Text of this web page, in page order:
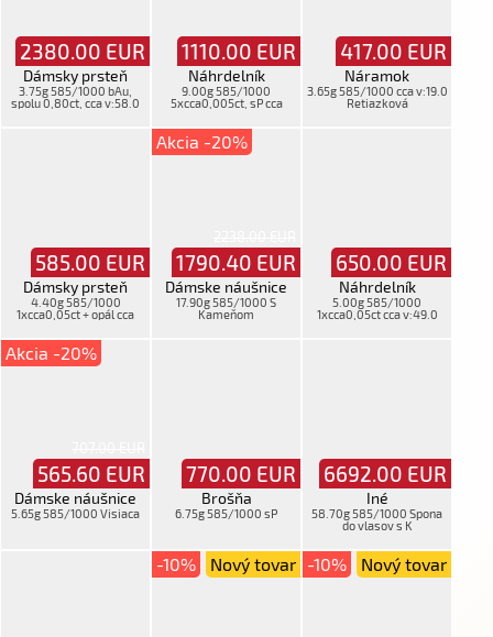
2380.00 EUR
Dámsky prsteň
3.75g 585/1000 bAu,
spolu 0,80ct, cca v:58.0
1110.00 EUR
Náhrdelník
9.00g 585/1000
5xcca0,005ct, sP cca
417.00 EUR
Náramok
3.65g 585/1000 cca v:19.0
Retiazková
585.00 EUR
Dámsky prsteň
4.40g 585/1000
1xcca0,05ct + opál cca
Akcia -20%
1790.40 EUR
Dámske náušnice
17.90g 585/1000 S
Kameňom
650.00 EUR
Náhrdelník
5.00g 585/1000
1xcca0,05ct cca v:49.0
Akcia -20%
565.60 EUR
Dámske náušnice
5.65g 585/1000 Visiaca
770.00 EUR
Brošňa
6.75g 585/1000 sP
6692.00 EUR
Iné
58.70g 585/1000 Spona
do vlasov s K
-10% Nový tovar -10% Nový tovar